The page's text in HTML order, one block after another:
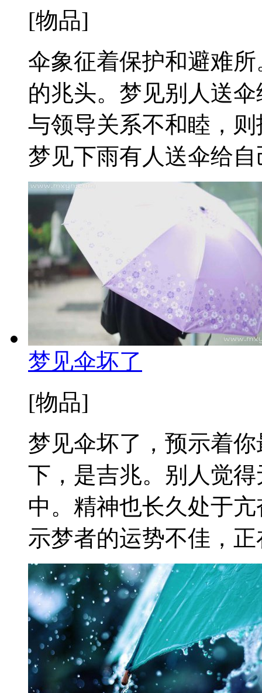
[物品]
伞象征着保护和避难
的兆头。梦见别人送
与领导关系不和睦，
梦见下雨有人送伞给
梦见伞坏了
[物品]
梦见伞坏了，预示着
下，是吉兆。别人觉
中。精神也长久处于
示梦者的运势不佳，